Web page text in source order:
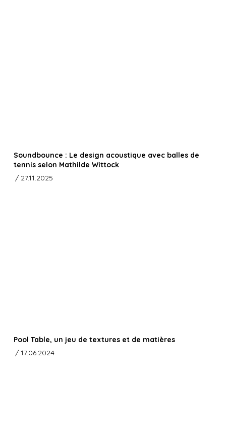
Soundbounce : Le design acoustique avec balles de
tennis selon Mathilde Wittock
/ 27.11.2025
Pool Table, un jeu de textures et de matières
/ 17.06.2024